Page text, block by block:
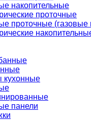
накопительные
проточные
проточные (газовые
кухонные
панели